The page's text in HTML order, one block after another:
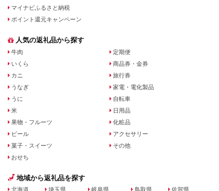
マイナビふるさと納税
ポイント還元キャンペーン
人気の返礼品から探す
牛肉
いくら
カニ
うなぎ
うに
米
果物・フルーツ
ビール
菓子・スイーツ
おせち
定期便
商品券・金券
旅行券
家電・電化製品
自転車
日用品
化粧品
アクセサリー
その他
地域から返礼品を探す
北海道 埼玉県 岐阜県 鳥取県 佐賀県